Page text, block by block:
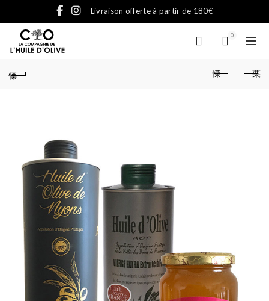
- Livraison offerte à partir de 180€
0